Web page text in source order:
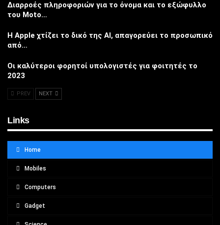
Διαρροές πληροφοριών για το όνομα και το εξώφυλλο
του Moto…
Η Apple χτίζει το δικό της AI, απαγορεύει το προσωπικό
από…
Οι καλύτεροι φορητοί υπολογιστές για φοιτητές το
2023
PREV NEXT
Links
Home
Mobiles
Computers
Gadget